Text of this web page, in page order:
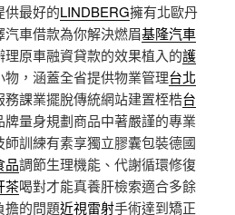
供最好的LINDBERG擁有北歐丹
車借款為你解決燃眉基隆汽車
原車融資貸款的效果植入的護
，涵蓋全省提供物業管理台北
課業擺脫傳統網站建置桎梏台
牌量身規劃商品中著嚴謹的專業
師訓練有素享獨立膠囊包裝德國
品調節生理機能、代謝循環修復
茶喝對才能真養肝檢索適合多餘
擔的問題近視雷射手術達到矯正